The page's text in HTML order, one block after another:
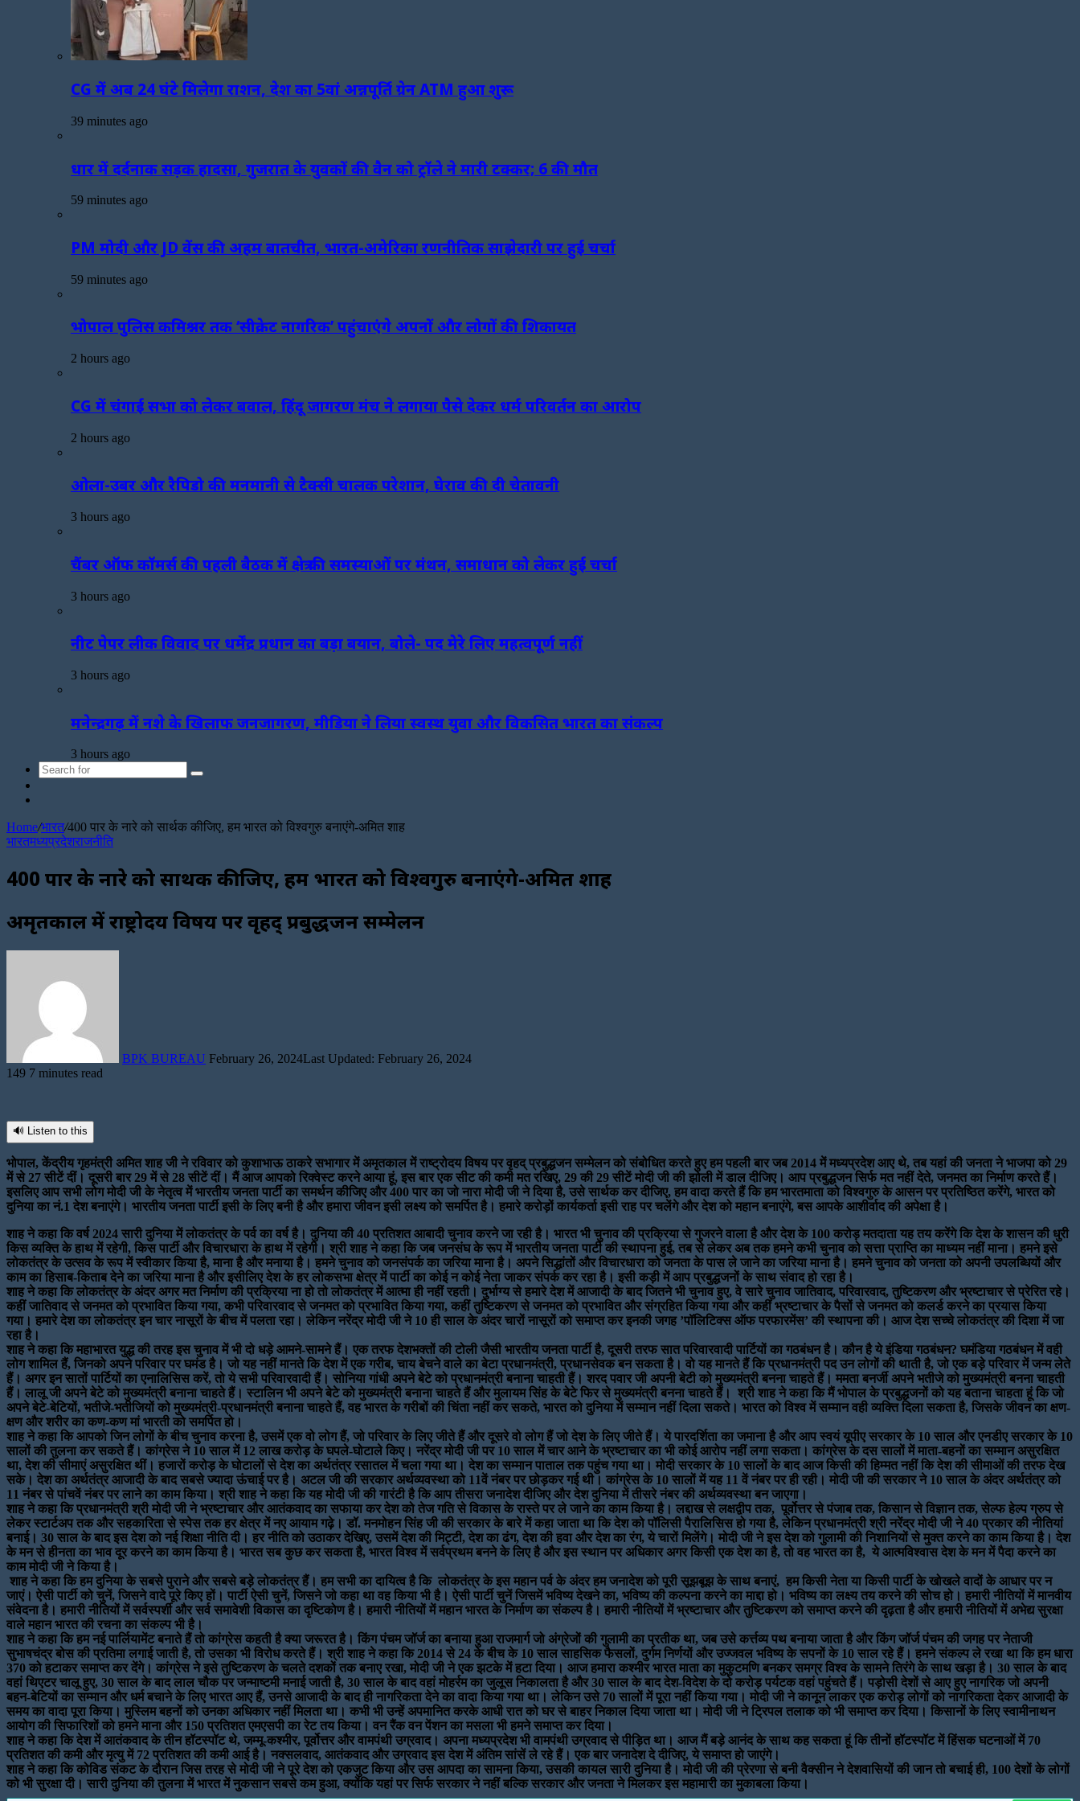
CG में अब 24 घंटे मिलेगा राशन, देश का 5वां अन्नपूर्ति ग्रेन ATM हुआ शुरू
39 minutes ago
धार में दर्दनाक सड़क हादसा, गुजरात के युवकों की वैन को ट्रॉले ने मारी टक्कर; 6 की मौत
59 minutes ago
PM मोदी और JD वेंस की अहम बातचीत, भारत-अमेरिका रणनीतिक साझेदारी पर हुई चर्चा
59 minutes ago
भोपाल पुलिस कमिश्नर तक ‘सीक्रेट नागरिक’ पहुंचाएंगे अपनों और लोगों की शिकायत
2 hours ago
CG में चंगाई सभा को लेकर बवाल, हिंदू जागरण मंच ने लगाया पैसे देकर धर्म परिवर्तन का आरोप
2 hours ago
ओला-उबर और रैपिडो की मनमानी से टैक्सी चालक परेशान, घेराव की दी चेतावनी
3 hours ago
चैंबर ऑफ कॉमर्स की पहली बैठक में क्षेत्र की समस्याओं पर मंथन, समाधान को लेकर हुई चर्चा
3 hours ago
नीट पेपर लीक विवाद पर धर्मेंद्र प्रधान का बड़ा बयान, बोले- पद मेरे लिए महत्वपूर्ण नहीं
3 hours ago
मनेन्द्रगढ़ में नशे के खिलाफ जनजागरण, मीडिया ने लिया स्वस्थ युवा और विकसित भारत का संकल्प
3 hours ago
Search
Home/भारत/400 पार के नारे को सार्थक कीजिए, हम भारत को विश्वगुरु बनाएंगे-अमित शाह
भारतमध्यप्रदेशराजनीति
400 पार के नारे को सार्थक कीजिए, हम भारत को विश्वगुरु बनाएंगे-अमित शाह
अमृतकाल में राष्ट्रोदय विषय पर वृहद् प्रबुद्धजन सम्मेलन
BPK BUREAU February 26, 2024Last Updated: February 26, 2024
149 7 minutes read
🔊 Listen to this
भोपाल, केंद्रीय गृहमंत्री अमित शाह जी ने रविवार को कुशाभाऊ ठाकरे सभागार में अमृतकाल में राष्ट्रोदय विषय पर वृहद् प्रबुद्धजन सम्मेलन को संबोधित करते हुए हम पहली बार जब 2014 में मध्यप्रदेश आए थे, तब यहां की जनता ने भाजपा को 29
में से 27 सीटें दीं। दूसरी बार 29 में से 28 सीटें दीं। मैं आज आपको रिक्वेस्ट करने आया हूं, इस बार एक सीट की कमी मत रखिए, 29 की 29 सीटें मोदी जी की झोली में डाल दीजिए। आप प्रबुद्धजन सिर्फ मत नहीं देते, जनमत का निर्माण करते हैं।
इसलिए आप सभी लोग मोदी जी के नेतृत्व में भारतीय जनता पार्टी का समर्थन कीजिए और 400 पार का जो नारा मोदी जी ने दिया है, उसे सार्थक कर दीजिए, हम वादा करते हैं कि हम भारतमाता को विश्वगुरु के आसन पर प्रतिष्ठित करेंगे, भारत को
दुनिया का नं.1 देश बनाएंगे। भारतीय जनता पार्टी इसी के लिए बनी है और हमारा जीवन इसी लक्ष्य को समर्पित है। हमारे करोड़ों कार्यकर्ता इसी राह पर चलेंगे और देश को महान बनाएंगे, बस आपके आशीर्वाद की अपेक्षा है।
शाह ने कहा कि वर्ष 2024 सारी दुनिया में लोकतंत्र के पर्व का वर्ष है। दुनिया की 40 प्रतिशत आबादी चुनाव करने जा रही है। भारत भी चुनाव की प्रक्रिया से गुजरने वाला है और देश के 100 करोड़ मतदाता यह तय करेंगे कि देश के शासन की धुरी
किस व्यक्ति के हाथ में रहेगी, किस पार्टी और विचारधारा के हाथ में रहेगी। श्री शाह ने कहा कि जब जनसंघ के रूप में भारतीय जनता पार्टी की स्थापना हुई, तब से लेकर अब तक हमने कभी चुनाव को सत्ता प्राप्ति का माध्यम नहीं माना। हमने इसे
लोकतंत्र के उत्सव के रूप में स्वीकार किया है, माना है और मनाया है। हमने चुनाव को जनसंपर्क का जरिया माना है। अपने सिद्धांतों और विचारधारा को जनता के पास ले जाने का जरिया माना है। हमने चुनाव को जनता को अपनी उपलब्धियों और
काम का हिसाब-किताब देने का जरिया माना है और इसीलिए देश के हर लोकसभा क्षेत्र में पार्टी का कोई न कोई नेता जाकर संपर्क कर रहा है। इसी कड़ी में आप प्रबुद्धजनों के साथ संवाद हो रहा है।
शाह ने कहा कि लोकतंत्र के अंदर अगर मत निर्माण की प्रक्रिया ना हो तो लोकतंत्र में आत्मा ही नहीं रहती। दुर्भाग्य से हमारे देश में आजादी के बाद जितने भी चुनाव हुए, वे सारे चुनाव जातिवाद, परिवारवाद, तुष्टिकरण और भ्रष्टाचार से प्रेरित रहे।
कहीं जातिवाद से जनमत को प्रभावित किया गया, कभी परिवारवाद से जनमत को प्रभावित किया गया, कहीं तुष्टिकरण से जनमत को प्रभावित और संग्रहित किया गया और कहीं भ्रष्टाचार के पैसों से जनमत को कलर्ड करने का प्रयास किया
गया। हमारे देश का लोकतंत्र इन चार नासूरों के बीच में पलता रहा। लेकिन नरेंद्र मोदी जी ने 10 ही साल के अंदर चारों नासूरों को समाप्त कर इनकी जगह ’पॉलिटिक्स ऑफ परफारमेंस’ की स्थापना की। आज देश सच्चे लोकतंत्र की दिशा में जा
रहा है।
शाह ने कहा कि महाभारत युद्ध की तरह इस चुनाव में भी दो धड़े आमने-सामने हैं। एक तरफ देशभक्तों की टोली जैसी भारतीय जनता पार्टी है, दूसरी तरफ सात परिवारवादी पार्टियों का गठबंधन है। कौन है ये इंडिया गठबंधन? घमंडिया गठबंधन में वही
लोग शामिल हैं, जिनको अपने परिवार पर घमंड है। जो यह नहीं मानते कि देश में एक गरीब, चाय बेचने वाले का बेटा प्रधानमंत्री, प्रधानसेवक बन सकता है। वो यह मानते हैं कि प्रधानमंत्री पद उन लोगों की थाती है, जो एक बड़े परिवार में जन्म लेते
हैं। अगर इन सातों पार्टियों का एनालिसिस करें, तो ये सभी परिवारवादी हैं। सोनिया गांधी अपने बेटे को प्रधानमंत्री बनाना चाहती हैं। शरद पवार जी अपनी बेटी को मुख्यमंत्री बनना चाहते हैं। ममता बनर्जी अपने भतीजे को मुख्यमंत्री बनना चाहती
हैं। लालू जी अपने बेटे को मुख्यमंत्री बनाना चाहते हैं। स्टालिन भी अपने बेटे को मुख्यमंत्री बनाना चाहते हैं और मुलायम सिंह के बेटे फिर से मुख्यमंत्री बनना चाहते हैं। श्री शाह ने कहा कि मैं भोपाल के प्रबुद्धजनों को यह बताना चाहता हूं कि जो
अपने बेटे-बेटियों, भतीजे-भतीजियों को मुख्यमंत्री-प्रधानमंत्री बनाना चाहते हैं, वह भारत के गरीबों की चिंता नहीं कर सकते, भारत को दुनिया में सम्मान नहीं दिला सकते। भारत को विश्व में सम्मान वही व्यक्ति दिला सकता है, जिसके जीवन का क्षण-
क्षण और शरीर का कण-कण मां भारती को समर्पित हो।
शाह ने कहा कि आपको जिन लोगों के बीच चुनाव करना है, उसमें एक वो लोग हैं, जो परिवार के लिए जीते हैं और दूसरे वो लोग हैं जो देश के लिए जीते हैं। ये पारदर्शिता का जमाना है और आप स्वयं यूपीए सरकार के 10 साल और एनडीए सरकार के 10
सालों की तुलना कर सकते हैं। कांग्रेस ने 10 साल में 12 लाख करोड़ के घपले-घोटाले किए। नरेंद्र मोदी जी पर 10 साल में चार आने के भ्रष्टाचार का भी कोई आरोप नहीं लगा सकता। कांग्रेस के दस सालों में माता-बहनों का सम्मान असुरक्षित
था, देश की सीमाएं असुरक्षित थीं। हजारों करोड़ के घोटालों से देश का अर्थतंत्र रसातल में चला गया था। देश का सम्मान पाताल तक पहुंच गया था। मोदी सरकार के 10 सालों के बाद आज किसी की हिम्मत नहीं कि देश की सीमाओं की तरफ देख
सके। देश का अर्थतंत्र आजादी के बाद सबसे ज्यादा ऊंचाई पर है। अटल जी की सरकार अर्थव्यवस्था को 11वें नंबर पर छोड़कर गई थी। कांग्रेस के 10 सालों में यह 11 वें नंबर पर ही रही। मोदी जी की सरकार ने 10 साल के अंदर अर्थतंत्र को
11 नंबर से पांचवें नंबर पर लाने का काम किया। श्री शाह ने कहा कि यह मोदी जी की गारंटी है कि आप तीसरा जनादेश दीजिए और देश दुनिया में तीसरे नंबर की अर्थव्यवस्था बन जाएगा।
शाह ने कहा कि प्रधानमंत्री श्री मोदी जी ने भ्रष्टाचार और आतंकवाद का सफाया कर देश को तेज गति से विकास के रास्ते पर ले जाने का काम किया है। लद्दाख से लक्षद्वीप तक, पूर्वोत्तर से पंजाब तक, किसान से विज्ञान तक, सेल्फ हेल्प ग्रुप से
लेकर स्टार्टअप तक और सहकारिता से स्पेस तक हर क्षेत्र में नए आयाम गढ़े। डॉ. मनमोहन सिंह जी की सरकार के बारे में कहा जाता था कि देश को पॉलिसी पैरालिसिस हो गया है, लेकिन प्रधानमंत्री श्री नरेंद्र मोदी जी ने 40 प्रकार की नीतियां
बनाई। 30 साल के बाद इस देश को नई शिक्षा नीति दी। हर नीति को उठाकर देखिए, उसमें देश की मिट्टी, देश का ढंग, देश की हवा और देश का रंग, ये चारों मिलेंगे। मोदी जी ने इस देश को गुलामी की निशानियों से मुक्त करने का काम किया है। देश
के मन से हीनता का भाव दूर करने का काम किया है। भारत सब कुछ कर सकता है, भारत विश्व में सर्वप्रथम बनने के लिए है और इस स्थान पर अधिकार अगर किसी एक देश का है, तो वह भारत का है, ये आत्मविश्वास देश के मन में पैदा करने का
काम मोदी जी ने किया है।
शाह ने कहा कि हम दुनिया के सबसे पुराने और सबसे बड़े लोकतंत्र हैं। हम सभी का दायित्व है कि लोकतंत्र के इस महान पर्व के अंदर हम जनादेश को पूरी सूझबूझ के साथ बनाएं, हम किसी नेता या किसी पार्टी के खोखले वादों के आधार पर न
जाएं। ऐसी पार्टी को चुनें, जिसने वादे पूरे किए हों। पार्टी ऐसी चुनें, जिसने जो कहा था वह किया भी है। ऐसी पार्टी चुनें जिसमें भविष्य देखने का, भविष्य की कल्पना करने का माद्दा हो। भविष्य का लक्ष्य तय करने की सोच हो। हमारी नीतियों में मानवीय
संवेदना है। हमारी नीतियों में सर्वस्पर्शी और सर्व समावेशी विकास का दृष्टिकोण है। हमारी नीतियों में महान भारत के निर्माण का संकल्प है। हमारी नीतियों में भ्रष्टाचार और तुष्टिकरण को समाप्त करने की दृढ़ता है और हमारी नीतियों में अभेद्य सुरक्षा
वाले महान भारत की रचना का संकल्प भी है।
शाह ने कहा कि हम नई पार्लियामेंट बनाते हैं तो कांग्रेस कहती है क्या जरूरत है। किंग पंचम जॉर्ज का बनाया हुआ राजमार्ग जो अंग्रेजों की गुलामी का प्रतीक था, जब उसे कर्त्तव्य पथ बनाया जाता है और किंग जॉर्ज पंचम की जगह पर नेताजी
सुभाषचंद्र बोस की प्रतिमा लगाई जाती है, तो उसका भी विरोध करते हैं। श्री शाह ने कहा कि 2014 से 24 के बीच के 10 साल साहसिक फैसलों, दुर्गम निर्णयों और उज्जवल भविष्य के सपनों के 10 साल रहे हैं। हमने संकल्प ले रखा था कि हम धारा
370 को हटाकर समाप्त कर देंगे। कांग्रेस ने इसे तुष्टिकरण के चलते दशकों तक बनाए रखा, मोदी जी ने एक झटके में हटा दिया। आज हमारा कश्मीर भारत माता का मुकुटमणि बनकर समग्र विश्व के सामने तिरंगे के साथ खड़ा है। 30 साल के बाद
वहां थिएटर चालू हुए, 30 साल के बाद लाल चौक पर जन्माष्टमी मनाई जाती है, 30 साल के बाद वहां मोहर्रम का जुलूस निकालता है और 30 साल के बाद देश-विदेश के दो करोड़ पर्यटक वहां पहुंचते हैं। पड़ोसी देशों से आए हुए नागरिक जो अपनी
बहन-बेटियों का सम्मान और धर्म बचाने के लिए भारत आए हैं, उनसे आजादी के बाद ही नागरिकता देने का वादा किया गया था। लेकिन उसे 70 सालों में पूरा नहीं किया गया। मोदी जी ने कानून लाकर एक करोड़ लोगों को नागरिकता देकर आजादी के
समय का वादा पूरा किया। मुस्लिम बहनों को उनका अधिकार नहीं मिलता था। कभी भी उन्हें अपमानित करके आधी रात को घर से बाहर निकाल दिया जाता था। मोदी जी ने ट्रिपल तलाक को भी समाप्त कर दिया। किसानों के लिए स्वामीनाथन
आयोग की सिफारिशों को हमने माना और 150 प्रतिशत एमएसपी का रेट तय किया। वन रैंक वन पेंशन का मसला भी हमने समाप्त कर दिया।
शाह ने कहा कि देश में आतंकवाद के तीन हॉटस्पॉट थे, जम्मू-कश्मीर, पूर्वोत्तर और वामपंथी उग्रवाद। अपना मध्यप्रदेश भी वामपंथी उग्रवाद से पीड़ित था। आज मैं बड़े आनंद के साथ कह सकता हूं कि तीनों हॉटस्पॉट में हिंसक घटनाओं में 70
प्रतिशत की कमी और मृत्यु में 72 प्रतिशत की कमी आई है। नक्सलवाद, आतंकवाद और उग्रवाद इस देश में अंतिम सांसें ले रहे हैं। एक बार जनादेश दे दीजिए, ये समाप्त हो जाएंगे।
शाह ने कहा कि कोविड संकट के दौरान जिस तरह से मोदी जी ने पूरे देश को एकजुट किया और उस आपदा का सामना किया, उसकी कायल सारी दुनिया है। मोदी जी की प्रेरणा से बनी वैक्सीन ने देशवासियों की जान तो बचाई ही, 100 देशों के लोगों
को भी सुरक्षा दी। सारी दुनिया की तुलना में भारत में नुकसान सबसे कम हुआ, क्योंकि यहां पर सिर्फ सरकार ने नहीं बल्कि सरकार और जनता ने मिलकर इस महामारी का मुकाबला किया।